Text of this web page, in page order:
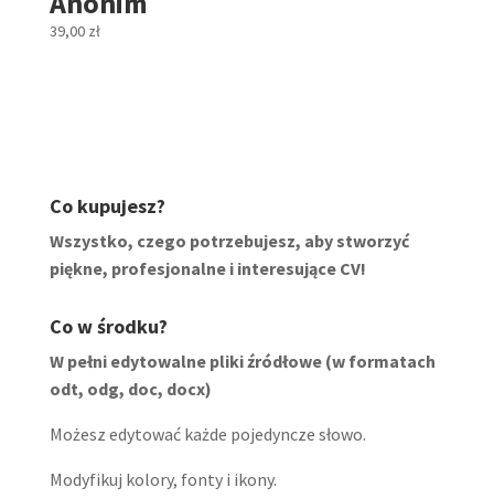
39,00 zł
Co kupujesz?
Wszystko, czego potrzebujesz, aby stworzyć
piękne, profesjonalne i interesujące CV!
Co w środku?
W pełni edytowalne pliki źródłowe (w formatach
odt, odg, doc, docx)
Możesz edytować każde pojedyncze słowo.
Modyfikuj kolory, fonty i ikony.